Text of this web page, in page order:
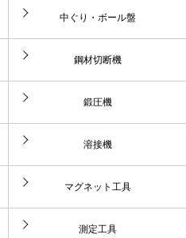
中ぐり・ボール盤
鋼材切断機
鍛圧機
溶接機
マグネット工具
測定工具